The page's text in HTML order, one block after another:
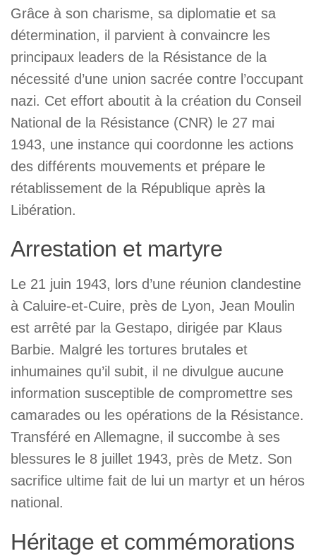
Grâce à son charisme, sa diplomatie et sa
détermination, il parvient à convaincre les
principaux leaders de la Résistance de la
nécessité d’une union sacrée contre l’occupant
nazi. Cet effort aboutit à la création du Conseil
National de la Résistance (CNR) le 27 mai
1943, une instance qui coordonne les actions
des différents mouvements et prépare le
rétablissement de la République après la
Libération.
Arrestation et martyre
Le 21 juin 1943, lors d’une réunion clandestine
à Caluire-et-Cuire, près de Lyon, Jean Moulin
est arrêté par la Gestapo, dirigée par Klaus
Barbie. Malgré les tortures brutales et
inhumaines qu’il subit, il ne divulgue aucune
information susceptible de compromettre ses
camarades ou les opérations de la Résistance.
Transféré en Allemagne, il succombe à ses
blessures le 8 juillet 1943, près de Metz. Son
sacrifice ultime fait de lui un martyr et un héros
national.
Héritage et commémorations